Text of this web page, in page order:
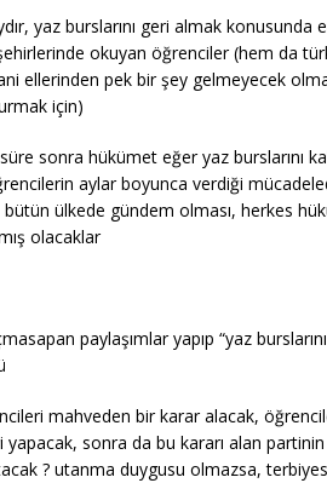
yaz burslarını geri almak konusunda
okuyan öğrenciler (hem da
ellerinden pek bir şey gelmeyecek
için)
sonra hükümet eğer yaz burslarını
aylar boyunca verdiği
ülkede gündem olması, herkes
olacaklar
paylaşımlar yapıp “yaz burslarını
mahveden bir karar alacak,
sonra da bu kararı alan
? utanma duygusu olmazsa,